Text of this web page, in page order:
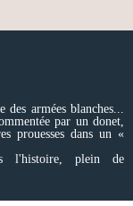
des armées blanches...
par un donet,
prouesses dans un «
l'histoire, plein de